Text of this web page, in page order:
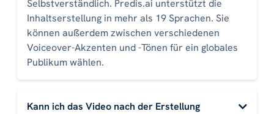
Selbstverständlich. Predis.ai unterstützt die
Inhaltserstellung in mehr als 19 Sprachen. Sie
können außerdem zwischen verschiedenen
Voiceover-Akzenten und -Tönen für ein globales
Publikum wählen.
Kann ich das Video nach der Erstellung